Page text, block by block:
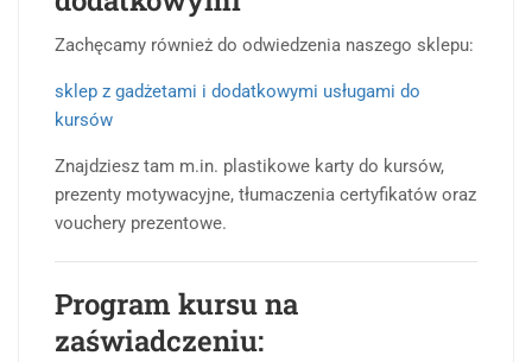
Zachęcamy również do odwiedzenia naszego sklepu:
sklep z gadżetami i dodatkowymi usługami do
kursów
Znajdziesz tam m.in. plastikowe karty do kursów,
prezenty motywacyjne, tłumaczenia certyfikatów oraz
vouchery prezentowe.
Program kursu na
zaświadczeniu: